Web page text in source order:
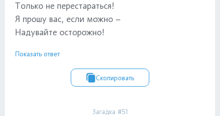
Только не перестараться!
Я прошу вас, если можно –
Надувайте осторожно!
Показать ответ
Скопировать
Загадка #51